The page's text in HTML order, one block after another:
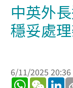
中英外
穩妥處
6/11/2025 20:36
WhatsApp